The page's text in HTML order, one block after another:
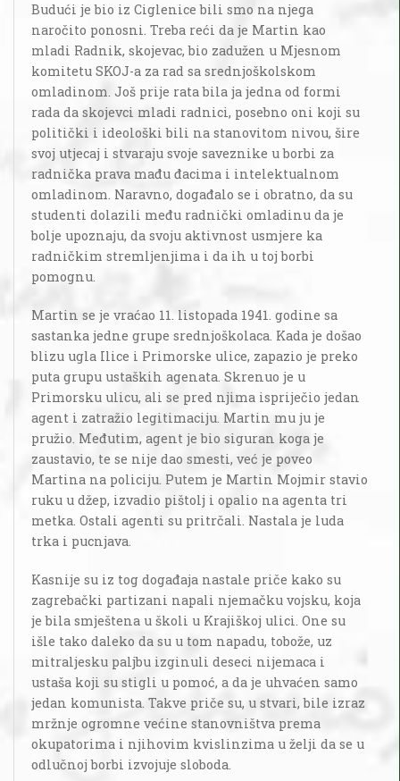
Budući je bio iz Ciglenice bili smo na njega
naročito ponosni. Treba reći da je Martin kao
mladi Radnik, skojevac, bio zadužen u Mjesnom
komitetu SKOJ-a za rad sa srednjoškolskom
omladinom. Još prije rata bila ja jedna od formi
rada da skojevci mladi radnici, posebno oni koji su
politički i ideološki bili na stanovitom nivou, šire
svoj utjecaj i stvaraju svoje saveznike u borbi za
radnička prava mađu đacima i intelektualnom
omladinom. Naravno, događalo se i obratno, da su
studenti dolazili među radnički omladinu da je
bolje upoznaju, da svoju aktivnost usmjere ka
radničkim stremljenjima i da ih u toj borbi
pomognu.
Martin se je vraćao 11. listopada 1941. godine sa
sastanka jedne grupe srednjoškolaca. Kada je došao
blizu ugla Ilice i Primorske ulice, zapazio je preko
puta grupu ustaških agenata. Skrenuo je u
Primorsku ulicu, ali se pred njima ispriječio jedan
agent i zatražio legitimaciju. Martin mu ju je
pružio. Međutim, agent je bio siguran koga je
zaustavio, te se nije dao smesti, već je poveo
Martina na policiju. Putem je Martin Mojmir stavio
ruku u džep, izvadio pištolj i opalio na agenta tri
metka. Ostali agenti su pritrčali. Nastala je luda
trka i pucnjava.
Kasnije su iz tog događaja nastale priče kako su
zagrebački partizani napali njemačku vojsku, koja
je bila smještena u školi u Krajiškoj ulici. One su
išle tako daleko da su u tom napadu, tobože, uz
mitraljesku paljbu izginuli deseci nijemaca i
ustaša koji su stigli u pomoć, a da je uhvaćen samo
jedan komunista. Takve priče su, u stvari, bile izraz
mržnje ogromne većine stanovništva prema
okupatorima i njihovim kvislinzima u želji da se u
odlučnoj borbi izvojuje sloboda.